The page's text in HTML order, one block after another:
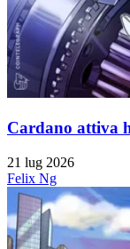
Cardano attiva
21 lug 2026
Felix Ng